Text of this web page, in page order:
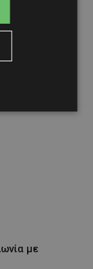
με